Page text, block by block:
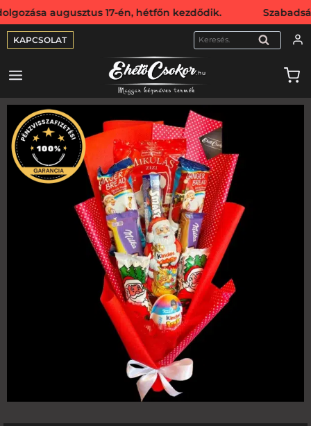
17-én, hétfőn kezdődik. Szabadság
KAPCSOLAT KERESÉS